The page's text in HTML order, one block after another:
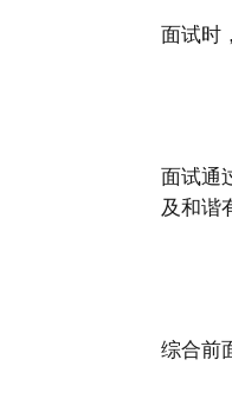
面试时
面试通
及和谐
综合前